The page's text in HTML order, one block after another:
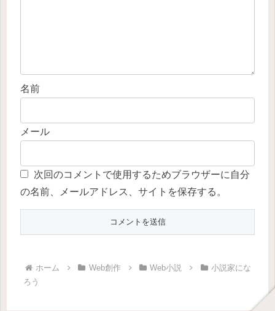
名前
メール
次回のコメントで使用するためブラウザーに自分
の名前、メールアドレス、サイトを保存する。
ホーム Web創作 Web小説
小説家にな
ろう